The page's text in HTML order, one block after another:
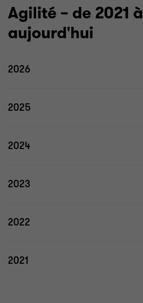
Agilité – de 2021 à
aujourd'hui
2026
2025
2024
2023
2022
2021